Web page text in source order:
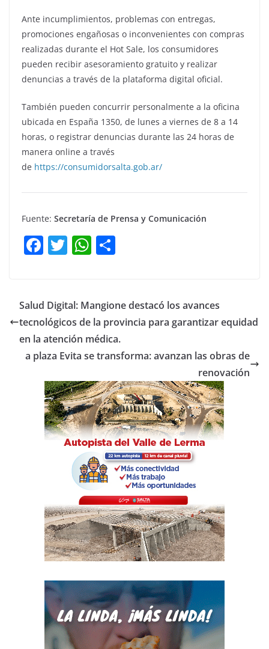
Ante incumplimientos, problemas con entregas,
promociones engañosas o inconvenientes con compras
realizadas durante el Hot Sale, los consumidores
pueden recibir asesoramiento gratuito y realizar
denuncias a través de la plataforma digital oficial.
También pueden concurrir personalmente a la oficina
ubicada en España 1350, de lunes a viernes de 8 a 14
horas, o registrar denuncias durante las 24 horas de
manera online a través
de https://consumidorsalta.gob.ar/
Fuente: Secretaría de Prensa y Comunicación
F
e
b
o
o
k
T
er
W
s
A
p
p
p
ar
tir
Salud Digital: Mangione destacó los avances
tecnológicos de la provincia para garantizar equidad
en la atención médica.
a plaza Evita se transforma: avanzan las obras de
renovación